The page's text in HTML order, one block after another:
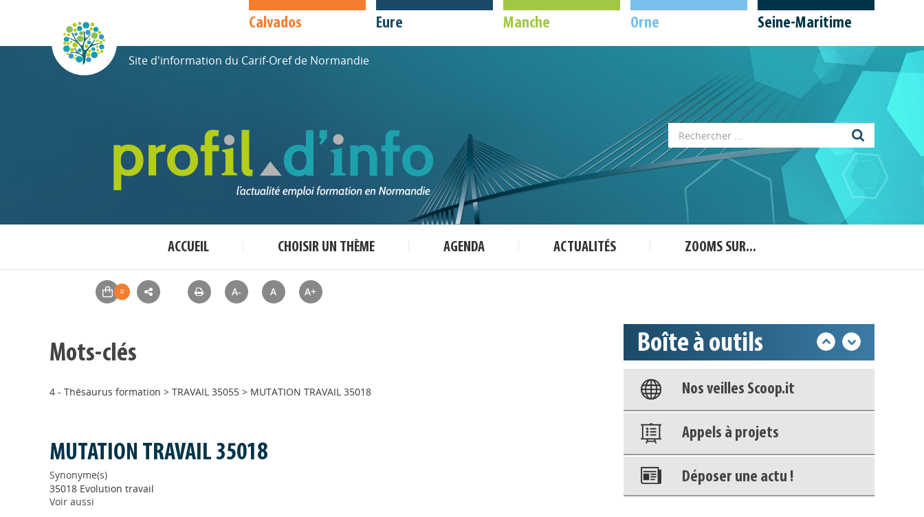
Calvados Eure Manche Orne Seine-Maritime
Site d'information du Carif-Oref de Normandie
ACCUEIL CHOISIR UN THÈME AGENDA ACTUALITÉS ZOOMS SUR...
A- A A+
Mots-clés
4 - Thésaurus formation > TRAVAIL 35055 > MUTATION TRAVAIL 35018
MUTATION TRAVAIL 35018
Synonyme(s)
35018 Evolution travail
Voir aussi
Boîte à outils
Appels à projets
Déposer une actu !
déconnecter)
Nos veilles Scoop.it
Appels à projets
Déposer une actu !
Accéder à son compte - (Se
déconnecter)